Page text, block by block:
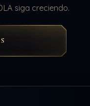
siga creciendo.